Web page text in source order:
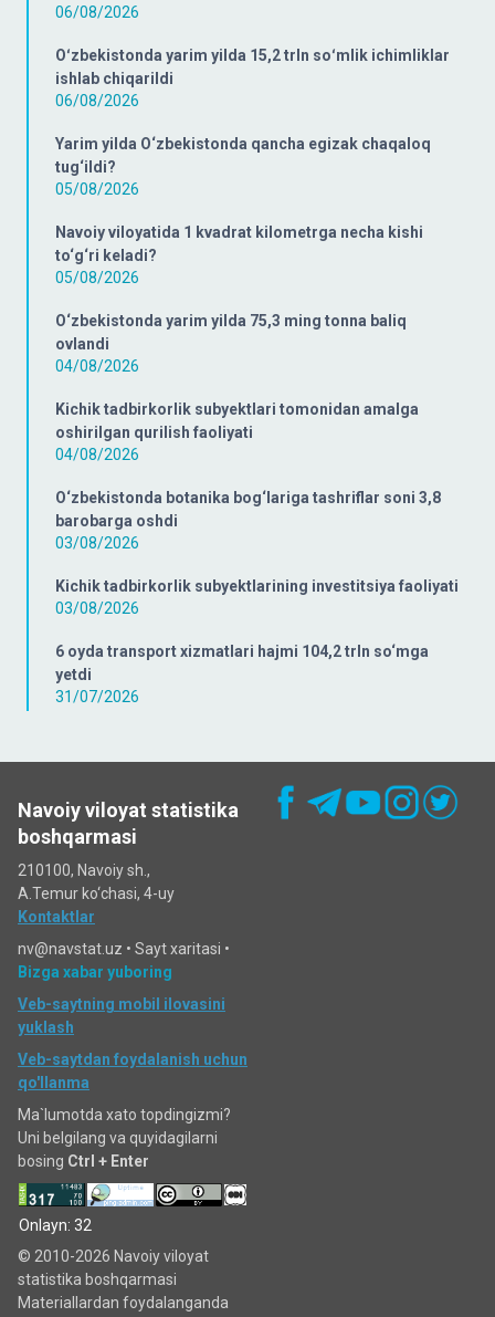
06/08/2026
Oʻzbekistonda yarim yilda 15,2 trln soʻmlik ichimliklar
ishlab chiqarildi
06/08/2026
Yarim yilda O‘zbekistonda qancha egizak chaqaloq
tug‘ildi?
05/08/2026
Navoiy viloyatida 1 kvadrat kilometrga necha kishi
to‘g‘ri keladi?
05/08/2026
O‘zbekistonda yarim yilda 75,3 ming tonna baliq
ovlandi
04/08/2026
Kichik tadbirkorlik subyektlari tomonidan amalga
oshirilgan qurilish faoliyati
04/08/2026
O‘zbekistonda botanika bog‘lariga tashriflar soni 3,8
barobarga oshdi
03/08/2026
Kichik tadbirkorlik subyektlarining investitsiya faoliyati
03/08/2026
6 oyda transport xizmatlari hajmi 104,2 trln so‘mga
yetdi
31/07/2026
Navoiy viloyat statistika
boshqarmasi
210100, Navoiy sh.,
A.Temur ko‘chаsi, 4-uy
Kontaktlar
nv@navstat.uz • Sayt xaritasi •
Bizga xabar yuboring
Veb-saytning mobil ilovasini
yuklash
Veb-saytdan foydalanish uchun
qo'llanma
Ma`lumotda xato topdingizmi?
Uni belgilang va quyidagilarni
bosing Ctrl + Enter
Onlayn: 32
© 2010-2026 Navoiy viloyat
statistika boshqarmasi
Materiallardan foydalanganda